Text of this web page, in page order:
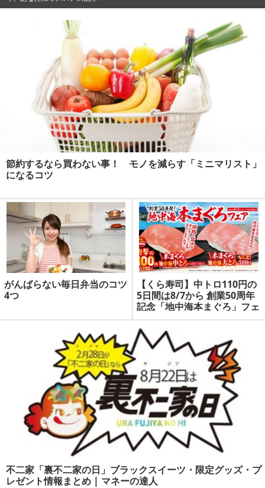
節約するなら買わない事！ モノを減らす「ミニマリスト」
になるコツ
がんばらない毎日弁当のコツ
4つ
【くら寿司】中トロ110円の
5日間は8/7から 創業50周年
記念「地中海本まぐろ」フェ
ア開催 | マネーの達人
不二家「裏不二家の日」ブラックスイーツ・限定グッズ・プ
レゼント情報まとめ | マネーの達人